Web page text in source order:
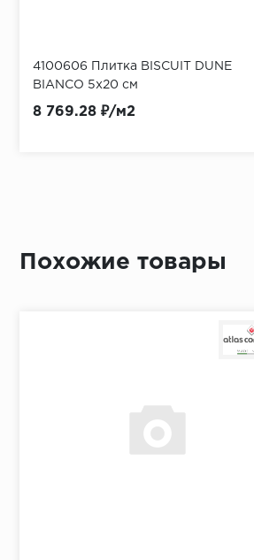
4100606 Плитка BISCUIT DUNE
BIANCO 5x20 см
8 769.28 ₽/м2
Похожие товары